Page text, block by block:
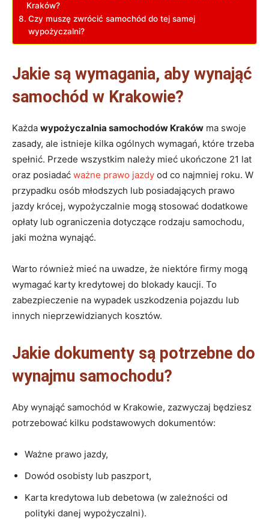
Kraków?
Czy muszę zwrócić samochód do tej samej
wypożyczalni?
Jakie są wymagania, aby wynająć
samochód w Krakowie?
Każda wypożyczalnia samochodów Kraków ma swoje
zasady, ale istnieje kilka ogólnych wymagań, które trzeba
spełnić. Przede wszystkim należy mieć ukończone 21 lat
oraz posiadać ważne prawo jazdy od co najmniej roku. W
przypadku osób młodszych lub posiadających prawo
jazdy krócej, wypożyczalnie mogą stosować dodatkowe
opłaty lub ograniczenia dotyczące rodzaju samochodu,
jaki można wynająć.
Warto również mieć na uwadze, że niektóre firmy mogą
wymagać karty kredytowej do blokady kaucji. To
zabezpieczenie na wypadek uszkodzenia pojazdu lub
innych nieprzewidzianych kosztów.
Jakie dokumenty są potrzebne do
wynajmu samochodu?
Aby wynająć samochód w Krakowie, zazwyczaj będziesz
potrzebować kilku podstawowych dokumentów:
Ważne prawo jazdy,
Dowód osobisty lub paszport,
Karta kredytowa lub debetowa (w zależności od
polityki danej wypożyczalni).